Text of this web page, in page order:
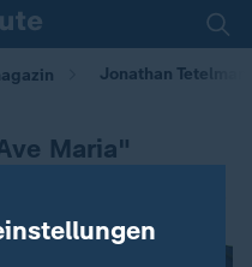
Jonathan
Maria"